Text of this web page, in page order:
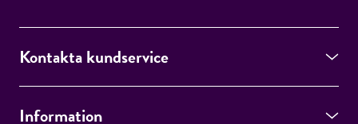
Kontakta kundservice
Information